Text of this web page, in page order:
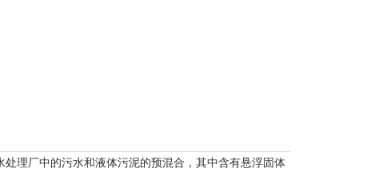
厂中的污水和液体污泥的预混合，其中含有悬浮固体